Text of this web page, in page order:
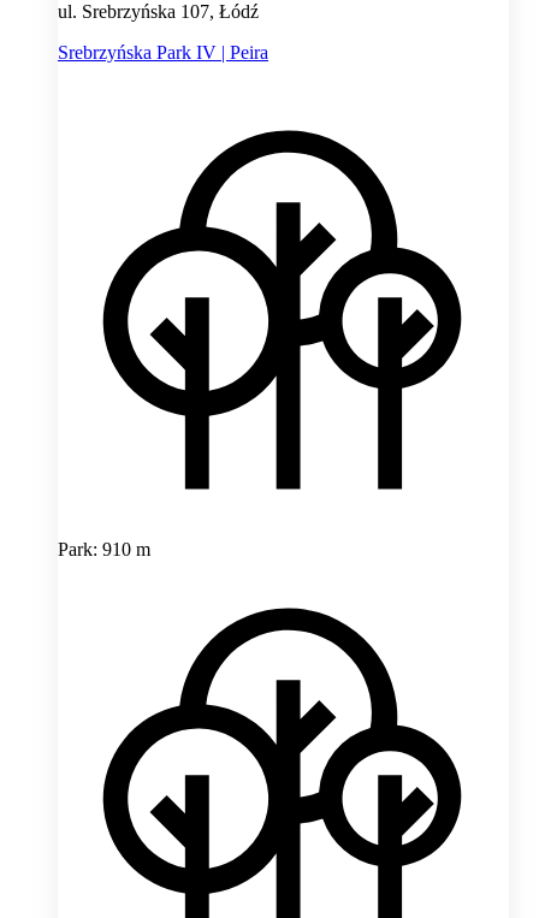
ul. Srebrzyńska 107, Łódź
Srebrzyńska Park IV | Peira
Park: 910 m